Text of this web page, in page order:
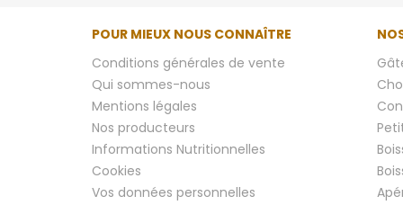
POUR MIEUX NOUS CONNAÎTRE
Conditions générales de vente
Qui sommes-nous
Mentions légales
Nos producteurs
Informations Nutritionnelles
Cookies
Vos données personnelles